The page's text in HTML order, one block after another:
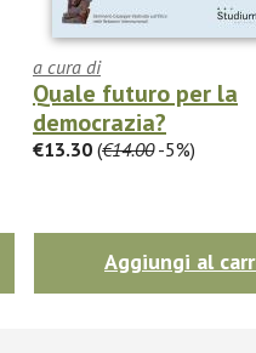
a cura di
Quale futuro per la
democrazia?
€13.30 (€14.00-5%)
Aggiungi al